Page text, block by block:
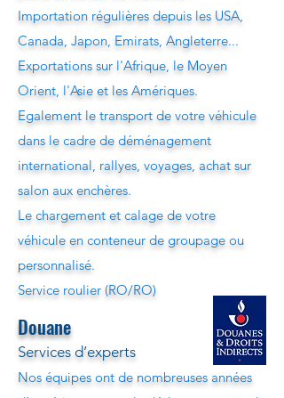
Importation régulières depuis les USA,
Canada, Japon, Emirats, Angleterre...
Exportations sur l'Afrique, le Moyen
Orient, l'Asie et les Amériques.
Egalement le transport de votre véhicule
dans le cadre de déménagement
international, rallyes, voyages, achat sur
salon aux enchères.
Le chargement et calage de votre
véhicule en conteneur de groupage ou
personnalisé.
Service roulier (RO/RO)
Douane
Services d’experts
Nos équipes ont de nombreuses années